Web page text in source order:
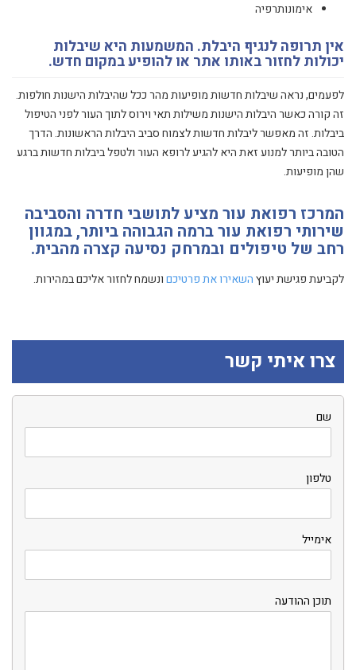
אימונותרפיה
אין תרופה לנגיף היבלת. המשמעות היא שיבלות
יכולות לחזור באותו אתר או להופיע במקום חדש.
לפעמים, נראה שיבלות חדשות מופיעות מהר ככל שהיבלות הישנות חולפות.
זה קורה כאשר היבלות הישנות משילות תאי וירוס לתוך העור לפני הטיפול
ביבלות. זה מאפשר ליבלות חדשות לצמוח סביב היבלות הראשונות. הדרך
הטובה ביותר למנוע זאת היא להגיע לרופא העור ולטפל ביבלות חדשות ברגע
שהן מופיעות.
המרכז רפואת עור מציע לתושבי חדרה והסביבה
שירותי רפואת עור ברמה הגבוהה ביותר, במגוון
רחב של טיפולים ובמרחק נסיעה קצרה מהבית.
לקביעת פגישת יעוץהשאירו את פרטיכםונשמח לחזור אליכם במהירות.
צרו איתי קשר
שם
טלפון
אימייל
תוכן ההודעה